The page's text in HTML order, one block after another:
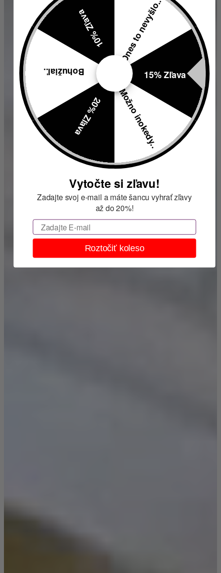
Dnes to nevyšlo..
15% Zľava
Možno inokedy..
20% Zľava
Bohužiaľ..
10% Zľava
Vytočte si zľavu!
Zadajte svoj e-mail a máte šancu vyhrať zľavy
až do 20%!
Email
Roztočiť koleso